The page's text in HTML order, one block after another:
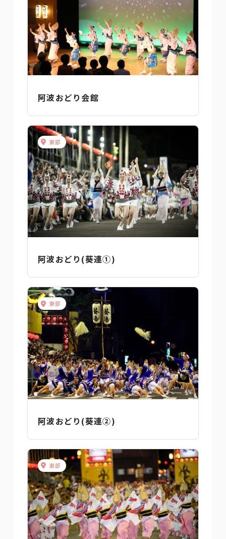
阿波おどり会館
東部
阿波おどり(葵連①)
東部
阿波おどり(葵連②)
東部